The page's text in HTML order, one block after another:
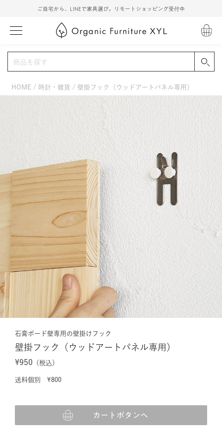
ご自宅から、LINEで家具選び。リモートショッピング受付中
HOME 時計・雑貨 壁掛フック（ウッドアートパネル専用）
石膏ボード壁専用の壁掛けフック
壁掛フック（ウッドアートパネル専用）
¥950 （税込）
送料個別 ¥800
カートボタンへ